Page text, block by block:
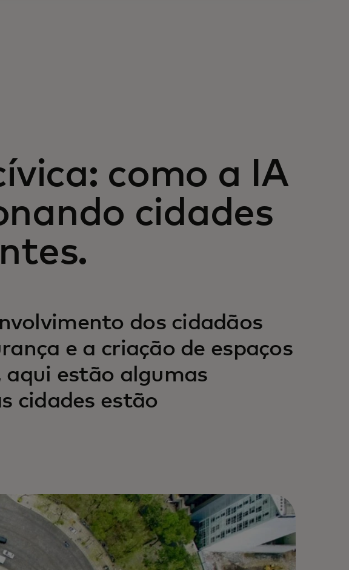
como a IA
cidades
dos cidadãos
e a criação de espaços
aqui estão algumas
cidades estão